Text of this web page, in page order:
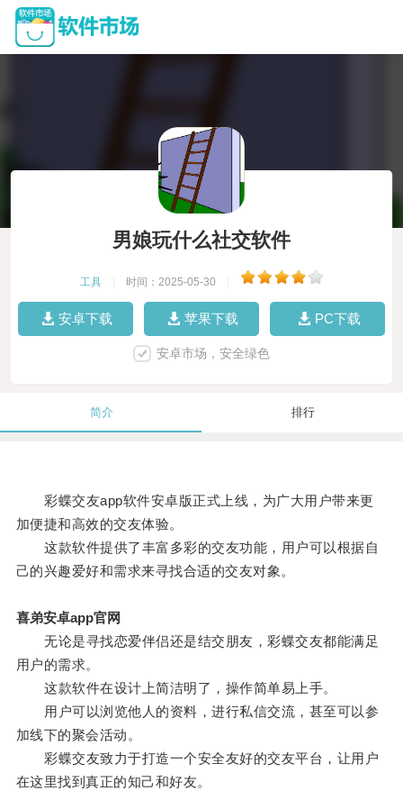
男娘玩什么社交软件
工具 时间：2025-05-30
安卓下载 苹果下载 PC下载
安卓市场，安全绿色
简介 排行
彩蝶交友app软件安卓版正式上线，为广大用户带来更
加便捷和高效的交友体验。
这款软件提供了丰富多彩的交友功能，用户可以根据自
己的兴趣爱好和需求来寻找合适的交友对象。
喜弟安卓app官网
无论是寻找恋爱伴侣还是结交朋友，彩蝶交友都能满足
用户的需求。
这款软件在设计上简洁明了，操作简单易上手。
用户可以浏览他人的资料，进行私信交流，甚至可以参
加线下的聚会活动。
彩蝶交友致力于打造一个安全友好的交友平台，让用户
在这里找到真正的知己和好友。